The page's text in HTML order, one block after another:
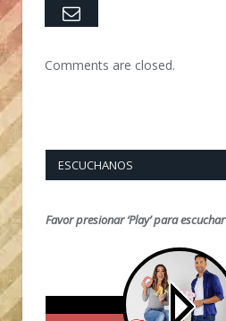
Email
Comments are closed.
ESCUCHANOS
Favor presionar ‘Play’ para escuchar